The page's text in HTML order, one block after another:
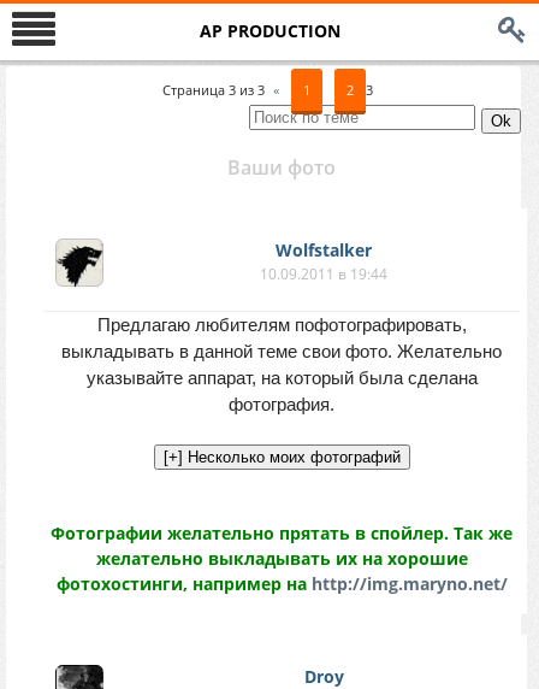
AP PRODUCTION
Страница 3 из 3 « 1 2 3
Ваши фото
Wolfstalker
10.09.2011 в 19:44
Предлагаю любителям пофотографировать,
выкладывать в данной теме свои фото. Желательно
указывайте аппарат, на который была сделана
фотография.
Фотографии желательно прятать в спойлер. Так же
желательно выкладывать их на хорошие
фотохостинги, например на http://img.maryno.net/
Droy